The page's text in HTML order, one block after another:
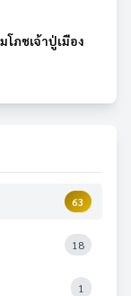
ภชเจ้าปู่เมือง
63
18
1